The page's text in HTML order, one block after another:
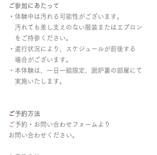
ご参加にあたって
・体験中は汚れる可能性がございます。
汚れても差し支えのない服装またはエプロン
をご持参ください。
・進行状況により、スケジュールが前後する
場合がございます。
・本体験は、一日一組限定、囲炉裏の部屋にて
​ 実施いたします。
​ご予約方法
ご予約・お問い合わせフォームより
お問い合わせください。